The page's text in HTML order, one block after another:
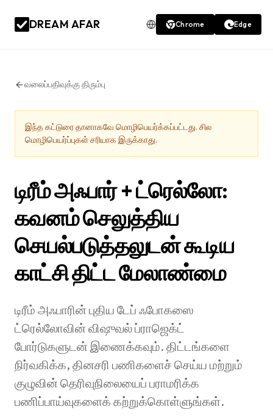
DREAM AFAR Chrome Edge
வலைப்பதிவுக்கு திரும்பு
இந்த கட்டுரை தானாகவே மொழிபெயர்க்கப்பட்டது. சில
மொழிபெயர்ப்புகள் சரியாக இருக்காது.
டிரீம் அஃபார் + ட்ரெல்லோ:
கவனம் செலுத்திய
செயல்படுத்தலுடன் கூடிய
காட்சி திட்ட மேலாண்மை
டிரீம் அஃபாரின் புதிய டேப் ஃபோகஸை
ட்ரெல்லோவின் விஷுவல் ப்ராஜெக்ட்
போர்டுகளுடன் இணைக்கவும். திட்டங்களை
நிர்வகிக்க, தினசரி பணிகளைச் செய்ய மற்றும்
குழுவின் தெரிவுநிலையைப் பராமரிக்க
பணிப்பாய்வுகளைக் கற்றுக்கொள்ளுங்கள்.